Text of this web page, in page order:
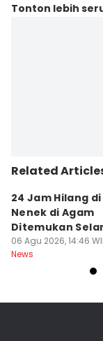
Tonton lebih
Related
24 Jam Hilang
Nenek di Agam
Ditemukan
06 Agu 2026, 14:46
News